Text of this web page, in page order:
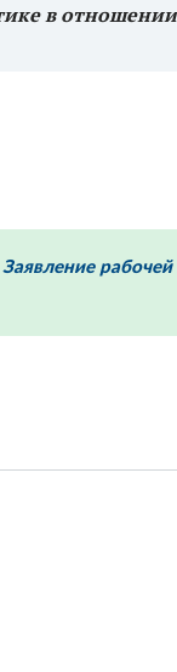
в
рабочей